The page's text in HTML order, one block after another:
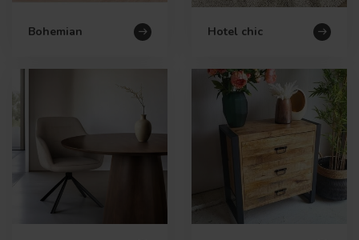
Bohemian Hotel chic